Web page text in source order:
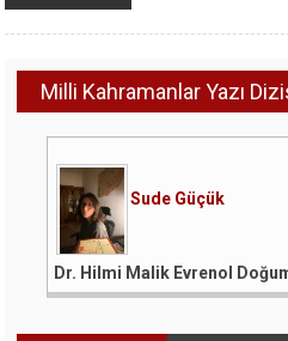
Milli Kahramanlar Yazı
Sude Güçük
Dr. Hilmi Malik Evrenol